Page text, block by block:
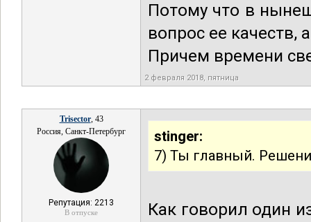
Потому что в
вопрос ее качеств,
Причем времени
2 февраля 2018, пятница
Trisector, 43
Россия, Санкт-Петербург
Репутация: 2213
В отпуске
stinger:
7) Ты главный.
Как говорил один